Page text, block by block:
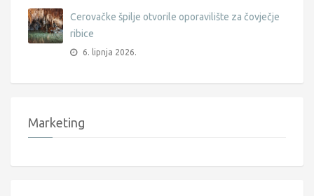
Cerovačke špilje otvorile oporavilište za čovječje
ribice
6. lipnja 2026.
Marketing